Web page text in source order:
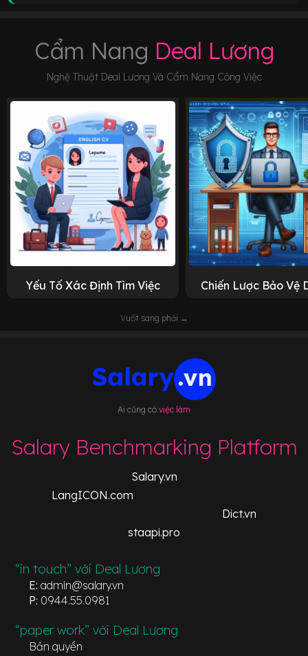
Cẩm Nang Deal Lương
Nghệ Thuật Deal Lương Và Cẩm Nang Công Việc
Yếu Tố Xác Định Tìm Việc Chiến Lược Bảo Vệ
Vuốt sang phải →
Ai cũng có việc làm
Salary Benchmarking Platform
Salary.vn
LangICON.com
Dict.vn
staapi.pro
“in touch” với Deal Lương
E: admin@salary.vn
P: 0944.55.0981
“paper work” với Deal Lương
Bản quyền